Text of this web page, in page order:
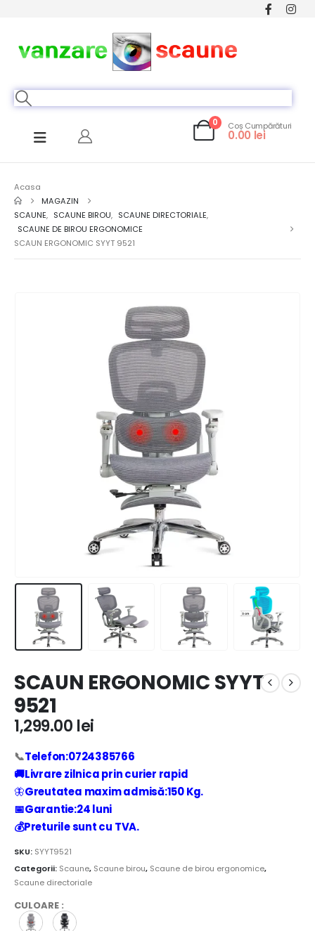
0 Coș Cumpărături
0.00 lei
Acasa
MAGAZIN
SCAUNE, SCAUNE BIROU, SCAUNE DIRECTORIALE,
SCAUNE DE BIROU ERGONOMICE
SCAUN ERGONOMIC SYYT 9521
SCAUN ERGONOMIC SYYT
9521
1,299.00 lei
📞Telefon:0724385766
🚚Livrare zilnica prin curier rapid
🦋Greutatea maxim admisă:150 Kg.
📅Garantie:24 luni
💰Preturile sunt cu TVA.
SKU: SYYT9521
Categorii: Scaune, Scaune birou, Scaune de birou ergonomice,
Scaune directoriale
CULOARE :